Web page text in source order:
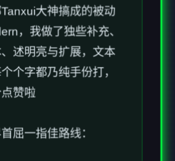
述明亮与扩展，文本
个字都乃纯手份打，
赞啦
屈一指佳路线：
世界的官方攻略里，